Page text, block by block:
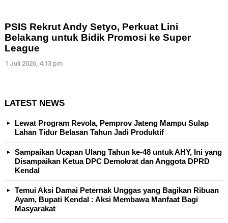
PSIS Rekrut Andy Setyo, Perkuat Lini
Belakang untuk Bidik Promosi ke Super
League
1 Juli 2026, 4:13 pm
LATEST NEWS
Lewat Program Revola, Pemprov Jateng Mampu Sulap
Lahan Tidur Belasan Tahun Jadi Produktif
Sampaikan Ucapan Ulang Tahun ke-48 untuk AHY, Ini yang
Disampaikan Ketua DPC Demokrat dan Anggota DPRD
Kendal
Temui Aksi Damai Peternak Unggas yang Bagikan Ribuan
Ayam, Bupati Kendal : Aksi Membawa Manfaat Bagi
Masyarakat